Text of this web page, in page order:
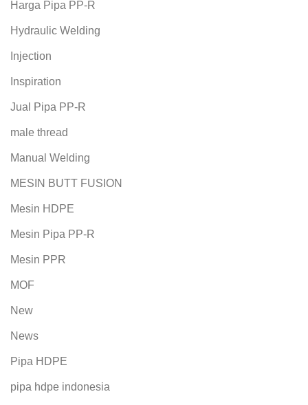
Harga Pipa PP-R
Hydraulic Welding
Injection
Inspiration
Jual Pipa PP-R
male thread
Manual Welding
MESIN BUTT FUSION
Mesin HDPE
Mesin Pipa PP-R
Mesin PPR
MOF
New
News
Pipa HDPE
pipa hdpe indonesia